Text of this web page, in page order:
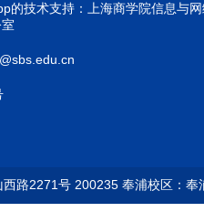
的技术支持：上海商学院信息与
路2271号 200235 奉浦校区：